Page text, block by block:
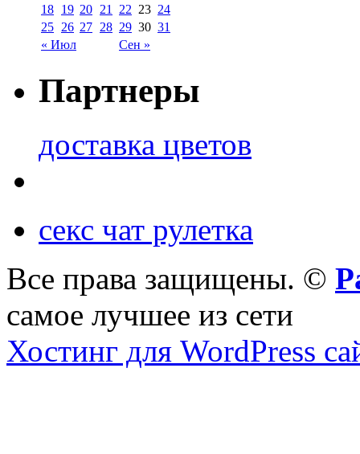
« Июл Сен »
18 19 20 21 22 23 24
25 26 27 28 29 30 31
Партнеры
доставка цветов
секс чат рулетка
Все права защищены. ©
самое лучшее из сети
Хостинг для WordPress